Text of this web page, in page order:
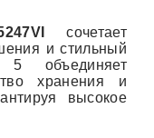
сочетает
и стильный
объединяет
хранения и
высокое